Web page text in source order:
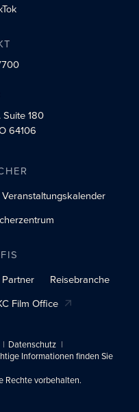
Profil
Suite 180
64106
Veranstaltungskalender
Partner
Reisebranche
Film Office
Datenschutz
Informationen finden Sie
vorbehalten.